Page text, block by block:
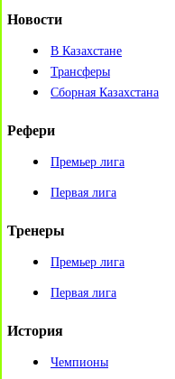
Новости
В Казахстане
Трансферы
Сборная Казахстана
Рефери
Премьер лига
Первая лига
Тренеры
Премьер лига
Первая лига
История
Чемпионы